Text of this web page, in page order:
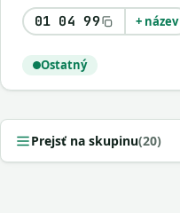
01 04 99 + název
Ostatný
Prejsť na skupinu(20)